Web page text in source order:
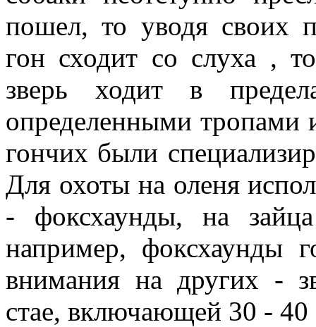
пошел, то уводя своих
гон сходит со слуха ,
зверь ходит в
определенными тропами
гончих были
Для охоты на оленя
- фоксхаунды, на
например, фоксхаунды
внимания на других -
стае, включающей 30 - 40